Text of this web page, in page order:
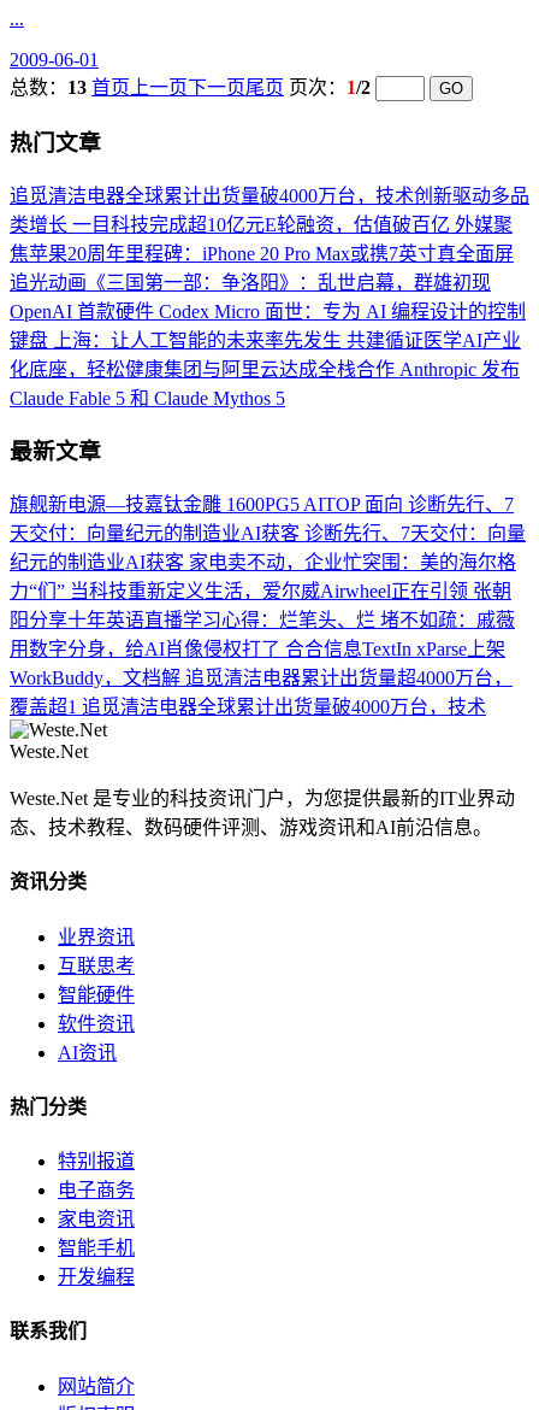
...
2009-06-01
总数： 13 首页 上一页下一页尾页 页次： 1/2
热门文章
追觅清洁电器全球累计出货量破4000万台，技术创新驱动多品
类增长 一目科技完成超10亿元E轮融资，估值破百亿 外媒聚
焦苹果20周年里程碑：iPhone 20 Pro Max或携7英寸真全面屏
追光动画《三国第一部：争洛阳》：乱世启幕，群雄初现
OpenAI 首款硬件 Codex Micro 面世：专为 AI 编程设计的控制
键盘
上海：让人工智能的未来率先发生 共建循证医学AI产业
化底座，轻松健康集团与阿里云达成全栈合作 Anthropic 发布
Claude Fable 5 和 Claude Mythos 5
最新文章
旗舰新电源—技嘉钛金雕 1600PG5 AITOP 面向 诊断先行、7
天交付：向量纪元的制造业AI获客 诊断先行、7天交付：向量
纪元的制造业AI获客 家电卖不动，企业忙突围：美的海尔格
力“们” 当科技重新定义生活，爱尔威Airwheel正在引领 张朝
阳分享十年英语直播学习心得：烂笔头、烂 堵不如疏：戚薇
用数字分身，给AI肖像侵权打了 合合信息TextIn xParse上架
WorkBuddy，文档解 追觅清洁电器累计出货量超4000万台，
覆盖超1 追觅清洁电器全球累计出货量破4000万台，技术
Weste.Net
Weste.Net 是专业的科技资讯门户，为您提供最新的IT业界动
态、技术教程、数码硬件评测、游戏资讯和AI前沿信息。
资讯分类
业界资讯
互联思考
智能硬件
软件资讯
AI资讯
热门分类
特别报道
电子商务
家电资讯
智能手机
开发编程
联系我们
网站简介